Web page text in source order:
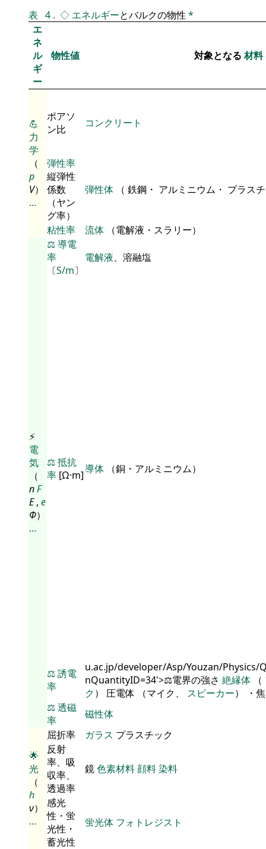
表 4 . ◇ エネルギーとバルクの物性 *
エ
ネ
ル
ギ
ー
物性値 対象となる材料
💪
力
学
（
p
V）
…
ポアソ
ン比
コンクリート
弾性率
縦弾性
係数
（ヤン
グ率）
弾性体 （ 鉄鋼・ アルミニウム・ プラス
粘性率 流体 （電解液・スラリー）
⚡
電
気
（
nF
E, e
Φ）
…
⚖️導電
率
〔S/m〕
電解液、溶融塩
⚖️抵抗
率 [Ω·m]導体 （銅・アルミニウム）
⚖️誘電
率
u.ac.jp/developer/Asp/Youzan/Physics/
nQuantityID=34'>⚖️電界の強さ 絶縁体 （
ク） 圧電体 （マイク、 スピーカー） ・
⚖️透磁
率
磁性体
🌟
光
（
h
ν）
…
屈折率 ガラス プラスチック
反射
率、吸
収率、
透過率
鏡色素材料 顔料染料
感光
性・蛍
光性・
蓄光性
蛍光体 フォトレジスト